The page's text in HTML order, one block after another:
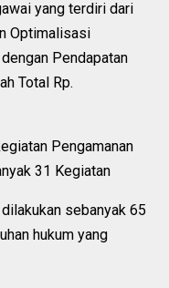
yang terdiri dari
Optimalisasi
Pendapatan
Total Rp.
Pengamanan
31 Kegiatan
sebanyak 65
hukum yang